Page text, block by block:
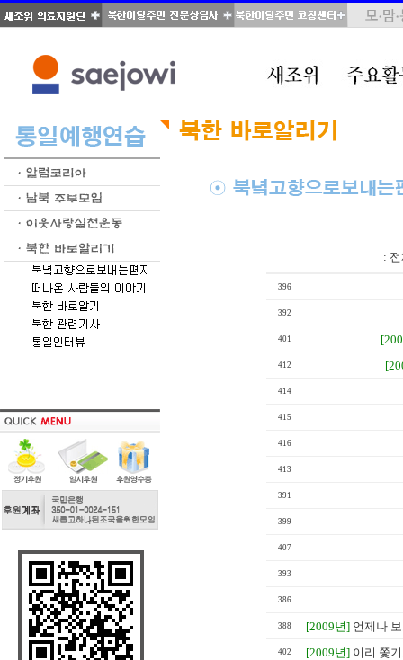
:
396
392
401
412
414
415
416
413
391
399
407
393
386
388 [2009년] 언제나
402 [2009년] 이리 쫓